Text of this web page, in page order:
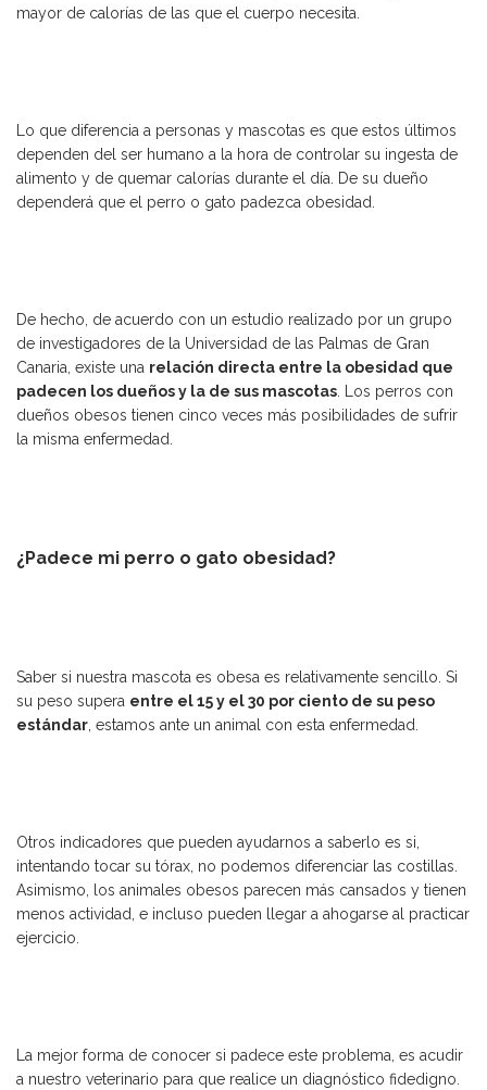
mayor de calorías de las que el cuerpo necesita.
Lo que diferencia a personas y mascotas es que estos últimos
dependen del ser humano a la hora de controlar su ingesta de
alimento y de quemar calorías durante el día. De su dueño
dependerá que el perro o gato padezca obesidad.
De hecho, de acuerdo con un estudio realizado por un grupo
de investigadores de la Universidad de las Palmas de Gran
Canaria, existe una relación directa entre la obesidad que
padecen los dueños y la de sus mascotas. Los perros con
dueños obesos tienen cinco veces más posibilidades de sufrir
la misma enfermedad.
¿Padece mi perro o gato obesidad?
Saber si nuestra mascota es obesa es relativamente sencillo. Si
su peso supera entre el 15 y el 30 por ciento de su peso
estándar, estamos ante un animal con esta enfermedad.
Otros indicadores que pueden ayudarnos a saberlo es si,
intentando tocar su tórax, no podemos diferenciar las costillas.
Asimismo, los animales obesos parecen más cansados y tienen
menos actividad, e incluso pueden llegar a ahogarse al practicar
ejercicio.
La mejor forma de conocer si padece este problema, es acudir
a nuestro veterinario para que realice un diagnóstico fidedigno.